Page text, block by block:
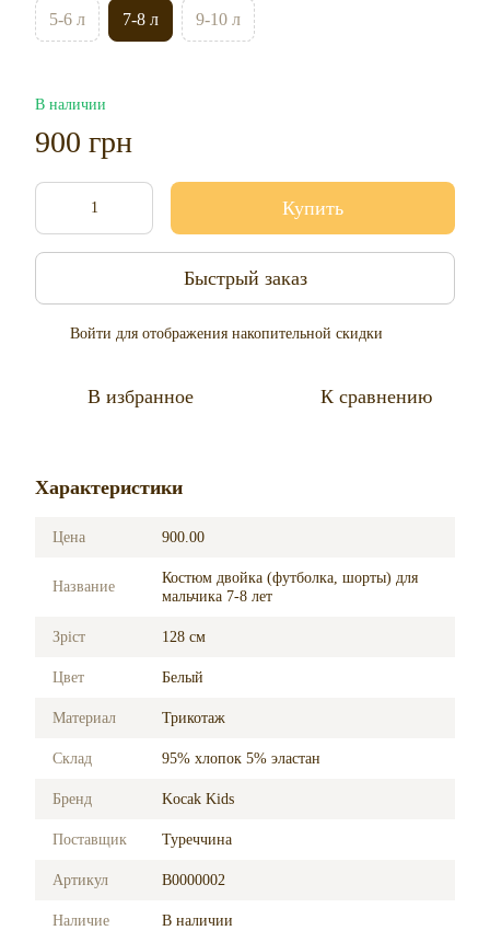
5-6 л 7-8 л 9-10 л
В наличии
900 грн
Купить
Быстрый заказ
Войти для отображения накопительной скидки
В избранное К сравнению
Характеристики
Цена 900.00
Название
Костюм двойка (футболка, шорты) для
мальчика 7-8 лет
Зріст 128 см
Цвет Белый
Материал Трикотаж
Склад 95% хлопок 5% эластан
Бренд Kocak Kids
Поставщик Туреччина
Артикул B0000002
Наличие В наличии